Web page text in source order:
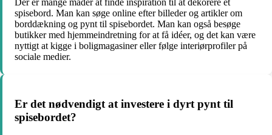
spisebord. Man kan søge online efter billeder og artikler om
borddækning og pynt til spisebordet. Man kan også besøge
butikker med hjemmeindretning for at få idéer, og det kan være
nyttigt at kigge i boligmagasiner eller følge interiørprofiler på
sociale medier.
Er det nødvendigt at investere i dyrt pynt til
spisebordet?